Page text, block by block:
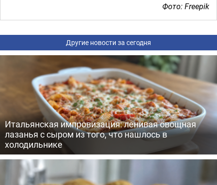
Фото: Freepik
Другие новости за сегодня
Итальянская импровизация: ленивая овощная
лазанья с сыром из того, что нашлось в
холодильнике